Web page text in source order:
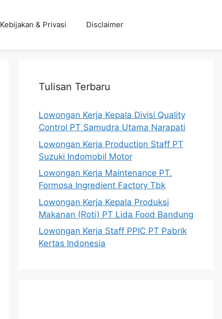
Kebijakan & Privasi Disclaimer
Tulisan Terbaru
Lowongan Kerja Kepala Divisi Quality
Control PT Samudra Utama Narapati
Lowongan Kerja Production Staff PT
Suzuki Indomobil Motor
Lowongan Kerja Maintenance PT.
Formosa Ingredient Factory Tbk
Lowongan Kerja Kepala Produksi
Makanan (Roti) PT Lida Food Bandung
Lowongan Kerja Staff PPIC PT Pabrik
Kertas Indonesia